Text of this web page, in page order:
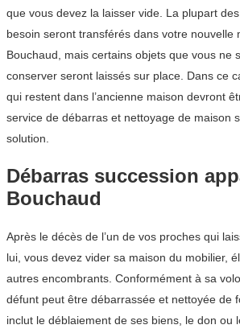
que vous devez la laisser vide. La plupart
besoin seront transférés dans votre nouvelle
Bouchaud, mais certains objets que vous ne
conserver seront laissés sur place. Dans ce
qui restent dans l’ancienne maison devront
service de débarras et nettoyage de maison
solution.
Débarras succession
Bouchaud
Après le décès de l’un de vos proches qui
lui, vous devez vider sa maison du mobilier,
autres encombrants. Conformément à sa
défunt peut être débarrassée et nettoyée de
inclut le déblaiement de ses biens, le don ou